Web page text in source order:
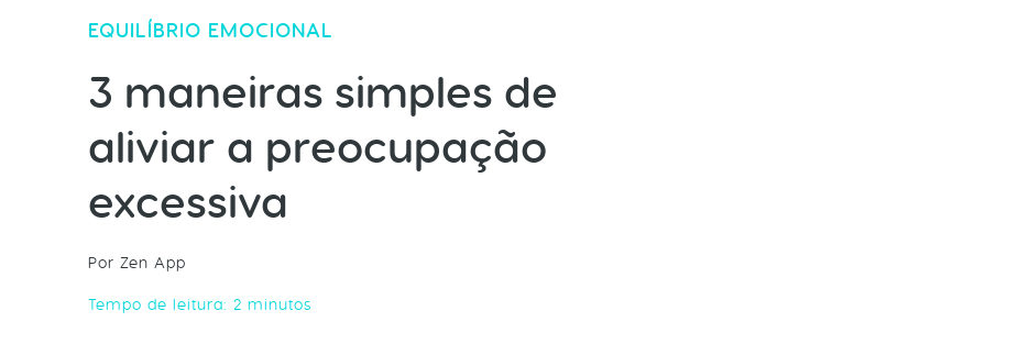
EQUILÍBRIO EMOCIONAL
3 maneiras simples de
aliviar a preocupação
excessiva
Por Zen App
Tempo de leitura: 2 minutos